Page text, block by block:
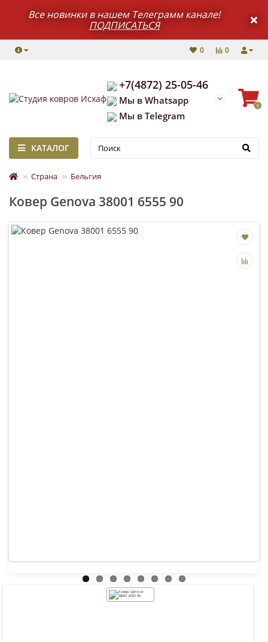
Все новинки в нашем Телеграмм канале!
ПОДПИСАТЬСЯ
0
0
+7(4872) 25-05-46
Мы в Whatsapp
Мы в Telegram
0
КАТАЛОГ
Страна Бельгия
Ковер Genova 38001 6555 90